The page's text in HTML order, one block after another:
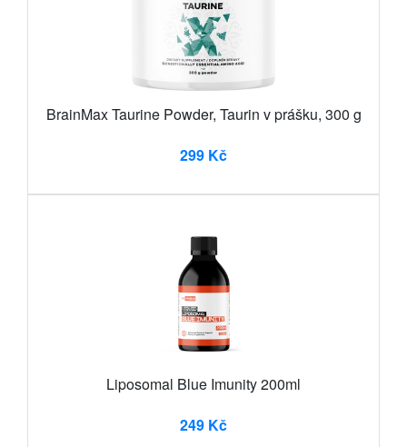
BrainMax Taurine Powder, Taurin v prášku, 300 g
299 Kč
Liposomal Blue Imunity 200ml
249 Kč